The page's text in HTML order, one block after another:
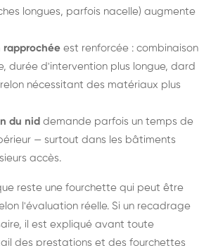
longues, parfois nacelle) augmente
rapprochée est renforcée : combinaison
durée d'intervention plus longue, dard
nécessitant des matériaux plus
du nid demande parfois un temps de
— surtout dans les bâtiments
accès.
reste une fourchette qui peut être
l'évaluation réelle. Si un recadrage
il est expliqué avant toute
des prestations et des fourchettes